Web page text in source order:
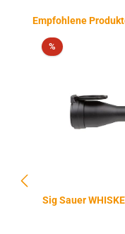
Produktgalerie
Empfohlene
%Rabatt
Sig Sauer